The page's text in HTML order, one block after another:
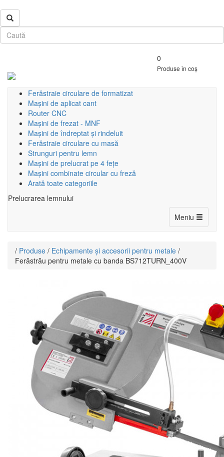
0
Produse în coș
Ferăstraie circulare de formatizat
Mașini de aplicat cant
Router CNC
Mașini de frezat - MNF
Mașini de îndreptat și rindeluit
Ferăstraie circulare cu masă
Strunguri pentru lemn
Mașini de prelucrat pe 4 fețe
Mașini combinate circular cu freză
Arată toate categoriile
Prelucrarea lemnului
Meniu Toggle
/ Produse / Echipamente și accesorii pentru metale /
Ferăstrău pentru metale cu banda BS712TURN_400V